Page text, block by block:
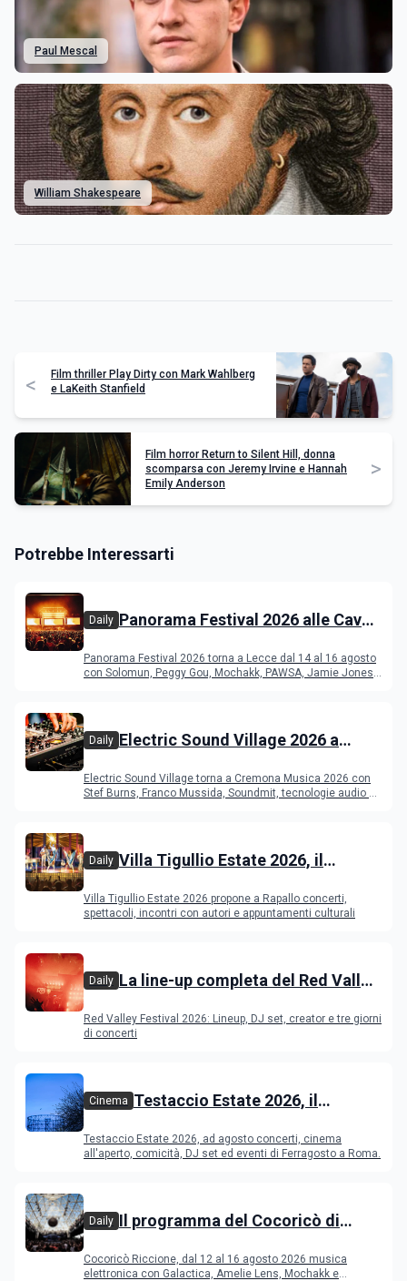
Paul Mescal
William Shakespeare
<
Film thriller Play Dirty con Mark Wahlberg
e LaKeith Stanfield
Film horror Return to Silent Hill, donna
scomparsa con Jeremy Irvine e Hannah
Emily Anderson
>
Potrebbe Interessarti
Daily Panorama Festival 2026 alle Cave
programma
Panorama Festival 2026 torna a Lecce dal 14 al 16 agosto
con Solomun, Peggy Gou, Mochakk, PAWSA, Jamie Jones
Daily Electric Sound Village 2026 a
Young Band Contest, il programma
Electric Sound Village torna a Cremona Musica 2026 con
Stef Burns, Franco Mussida, Soundmit, tecnologie audio e
Daily Villa Tigullio Estate 2026, il
Villa Tigullio Estate 2026 propone a Rapallo concerti,
spettacoli, incontri con autori e appuntamenti culturali
Daily La line-up completa del Red Valley
Red Valley Festival 2026: Lineup, DJ set, creator e tre giorni
di concerti
Cinema Testaccio Estate 2026, il
Ferragosto
Testaccio Estate 2026, ad agosto concerti, cinema
all'aperto, comicità, DJ set ed eventi di Ferragosto a Roma.
Daily Il programma del Cocoricò di
Cocoricò Riccione, dal 12 al 16 agosto 2026 musica
elettronica con Galactica, Amelie Lens, Mochakk e